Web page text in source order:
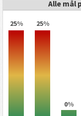
Alle mål
25% 25%
0%